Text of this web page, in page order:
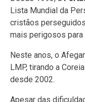
Lista Mundial da
cristãos
mais perigosos
Neste anos, o
LMP, tirando a
desde 2002.
Apesar das